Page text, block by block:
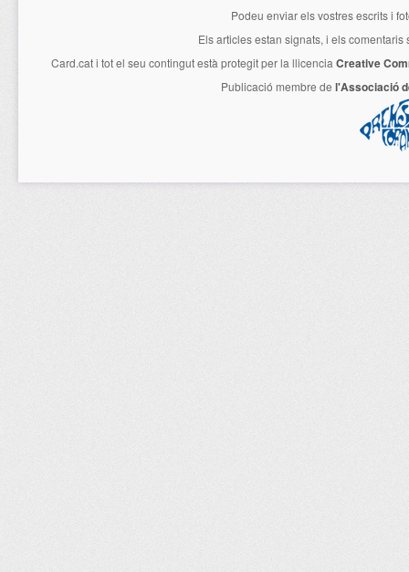
Podeu enviar els vostres escrits i
Els articles estan signats, i els
Card.cati tot el seu contingut està protegit per la llicencia Creative
Publicació membre de l'Associació